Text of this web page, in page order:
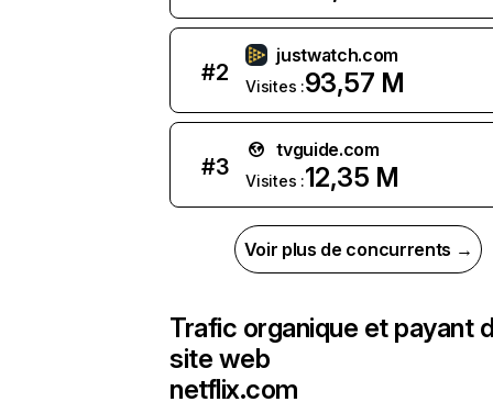
#2
justwatch.com
Visites :93,57 M
#3
tvguide.com
Visites :12,35 M
Voir plus de concurrents →
Trafic organique et payant
site web
netflix.com